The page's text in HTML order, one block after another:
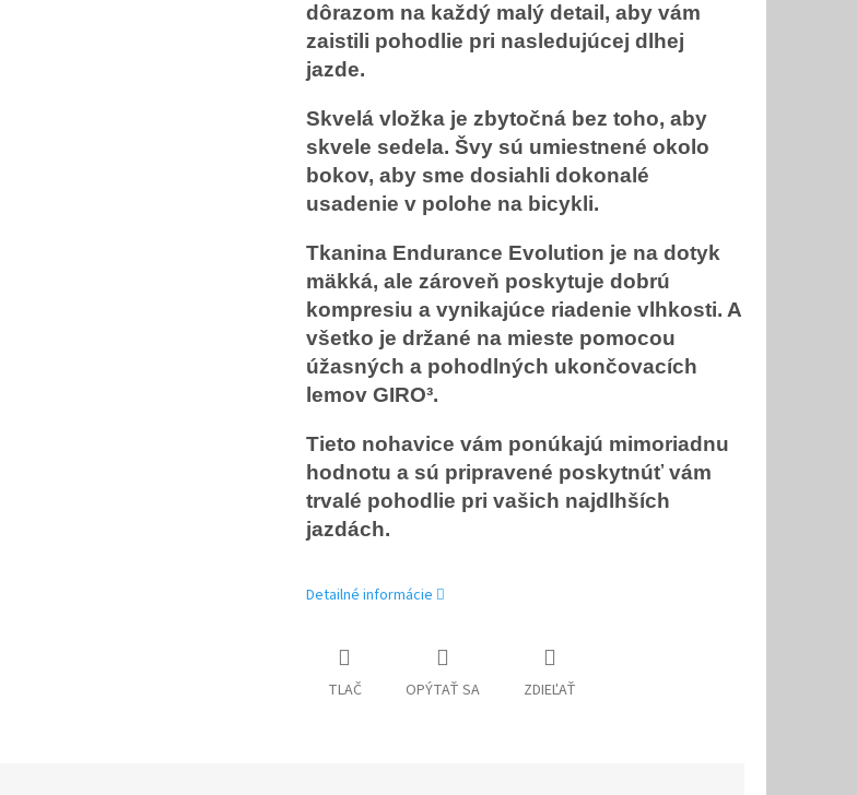
dôrazom na každý malý detail, aby vám
zaistili pohodlie pri nasledujúcej dlhej
jazde.
Skvelá vložka je zbytočná bez toho, aby
skvele sedela. Švy sú umiestnené okolo
bokov, aby sme dosiahli dokonalé
usadenie v polohe na bicykli.
Tkanina Endurance Evolution je na dotyk
mäkká, ale zároveň poskytuje dobrú
kompresiu a vynikajúce riadenie vlhkosti. A
všetko je držané na mieste pomocou
úžasných a pohodlných ukončovacích
lemov GIRO³.
Tieto nohavice vám ponúkajú mimoriadnu
hodnotu a sú pripravené poskytnúť vám
trvalé pohodlie pri vašich najdlhších
jazdách.
Detailné informácie
TLAČ OPÝTAŤ SA ZDIEĽAŤ